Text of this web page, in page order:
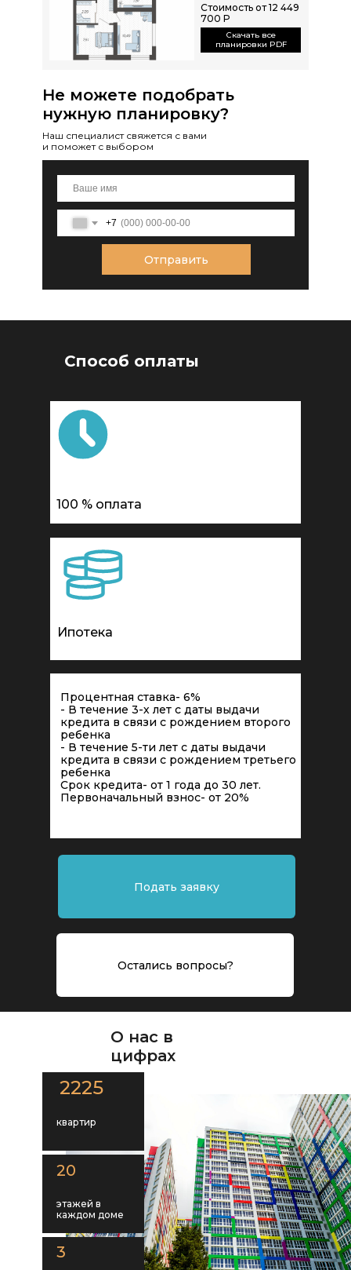
Стоимость от 12 449
700 Р
Скачать все
планировки PDF
Не можете подобрать
нужную планировку?
Наш специалист свяжется с вами
и поможет с выбором
+7
Отправить
Подать заявку
Остались вопросы?
Ипотека
Процентная ставка- 6%
- В течение 3-х лет с даты выдачи
кредита в связи с рождением второго
ребенка
- В течение 5-ти лет с даты выдачи
кредита в связи с рождением третьего
ребенка
Срок кредита- от 1 года до 30 лет.
Первоначальный взнос- от 20%
100 % оплата
Способ оплаты
3
20
этажей в
каждом доме
2225
квартир
О нас в
цифрах